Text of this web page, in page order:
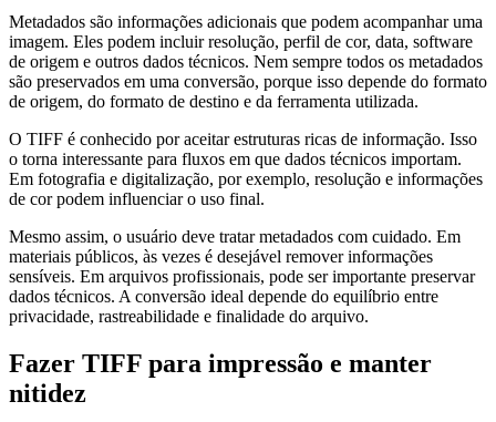
Metadados são informações adicionais que podem acompanhar uma
imagem. Eles podem incluir resolução, perfil de cor, data, software
de origem e outros dados técnicos. Nem sempre todos os metadados
são preservados em uma conversão, porque isso depende do formato
de origem, do formato de destino e da ferramenta utilizada.
O TIFF é conhecido por aceitar estruturas ricas de informação. Isso
o torna interessante para fluxos em que dados técnicos importam.
Em fotografia e digitalização, por exemplo, resolução e informações
de cor podem influenciar o uso final.
Mesmo assim, o usuário deve tratar metadados com cuidado. Em
materiais públicos, às vezes é desejável remover informações
sensíveis. Em arquivos profissionais, pode ser importante preservar
dados técnicos. A conversão ideal depende do equilíbrio entre
privacidade, rastreabilidade e finalidade do arquivo.
Fazer TIFF para impressão e manter
nitidez